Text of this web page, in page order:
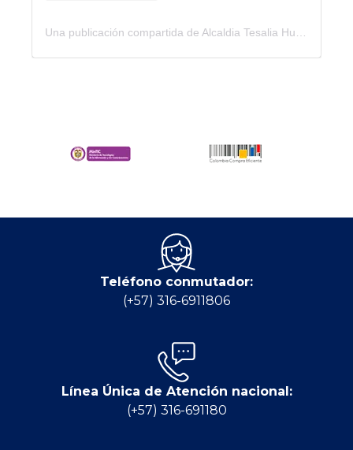
Teléfono conmutador:
(+57) 316-6911806
Línea Única de Atención nacional:
(+57) 316-691180